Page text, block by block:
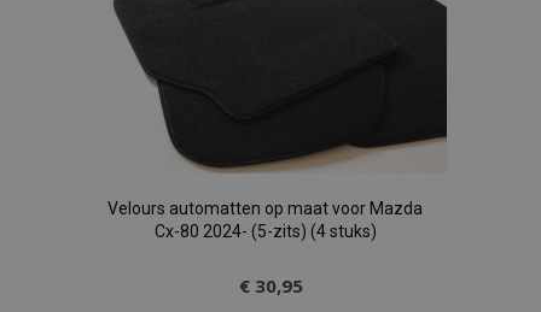
verlanglijst
Velours automatten op maat voor Mazda
Cx-80 2024- (5-zits) (4 stuks)
€ 30,95